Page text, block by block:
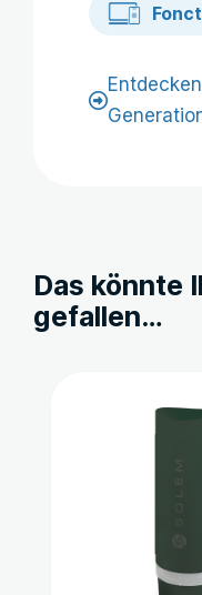
Das könnte
gefallen…